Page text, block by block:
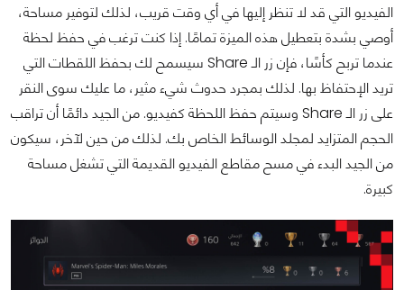
الفيديو التي قد لا تنظر إليها في أي وقت قريب، لذلك لتوفير مساحة،
أوصي بشدة بتعطيل هذه الميزة تمامًا. إذا كنت ترغب في حفظ لحظة
عندما تربح كأسًا، فإن زر الـ Share سيسمح لك بحفظ اللقطات التي
تريد الإحتفاظ بها. لذلك بمجرد حدوث شيء مثير، ما عليك سوى النقر
على زر الـ Share وسيتم حفظ اللحظة كفيديو. من الجيد دائمًا أن تراقب
الحجم المتزايد لمجلد الوسائط الخاص بك. لذلك من حين لآخر، سيكون
من الجيد البدء في مسح مقاطع الفيديو القديمة التي تشغل مساحة
كبيرة.